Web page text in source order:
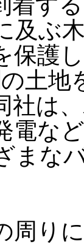
及ぶ
保護
土地
社は
電な
まな
り